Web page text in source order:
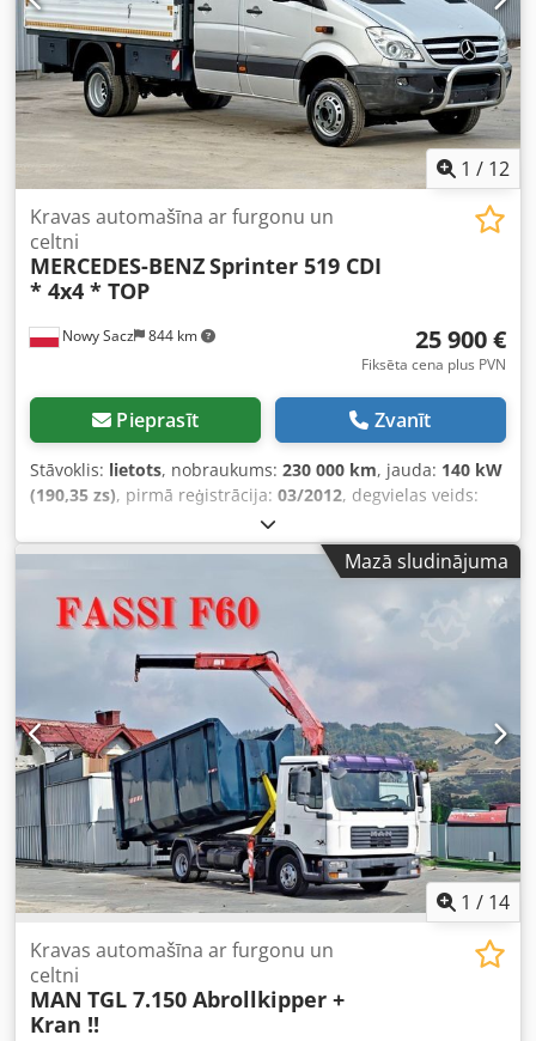
1 / 12
Nowy Sacz 844 km
Kravas automašīna ar furgonu un
celtni
MERCEDES-BENZSprinter 519 CDI
* 4x4 * TOP
25 900 €
Fiksēta cena plus PVN
Pieprasīt Zvanīt
Stāvoklis: lietots, nobraukums: 230 000 km, jauda: 140 kW
(190,35 zs), pirmā reģistrācija: 03/2012, degvielas veids:
, kopējais svars:3 500 kg
pārnesuma veids:mehānisks, sēdvietu skaits:6, krautuves
, iekraušanas vietas platums:2 140 mm,
iekraušanas telpas augstums:
, Ražošanas gads:
2012, Aprīkojums: ABS, gaisa kondicionēšana
Mazā sludinājuma
1 / 14
Kravas automašīna ar furgonu un
celtni
MAN TGL 7.150 Abrollkipper +
Kran !!